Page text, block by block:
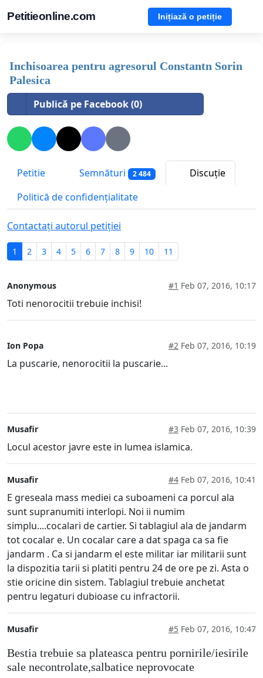
Petitieonline.com Inițiază o petiție
Inchisoarea pentru agresorul Constantn Sorin
Palesica
Publică pe Facebook (0)
Petitie Semnături 2 484
Discuție
Politică de confidențialitate
Contactați autorul petiției
1 2 3 4 5 6 7 8 9 10 11
Anonymous #1 Feb 07, 2016, 10:17
Toti nenorocitii trebuie inchisi!
Ion Popa #2 Feb 07, 2016, 10:19
La puscarie, nenorocitii la puscarie...
Musafir #3 Feb 07, 2016, 10:39
Locul acestor javre este in lumea islamica.
Musafir #4 Feb 07, 2016, 10:41
E greseala mass mediei ca suboameni ca porcul ala
sunt supranumiti interlopi. Noi ii numim
simplu....cocalari de cartier. Si tablagiul ala de jandarm
tot cocalar e. Un cocalar care a dat spaga ca sa fie
jandarm . Ca si jandarm el este militar iar militarii sunt
la dispozitia tarii si platiti pentru 24 de ore pe zi. Asta o
stie oricine din sistem. Tablagiul trebuie anchetat
pentru legaturi dubioase cu infractorii.
Musafir #5 Feb 07, 2016, 10:47
Bestia trebuie sa plateasca pentru pornirile/iesirile
sale necontrolate,salbatice neprovocate